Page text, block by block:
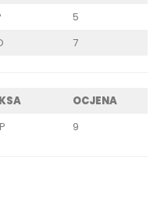
5
7
OCJENA
9